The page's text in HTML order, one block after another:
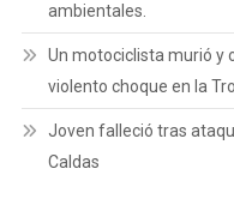
ambientales.
Un motociclista murió y
violento choque en la
Joven falleció tras
Caldas